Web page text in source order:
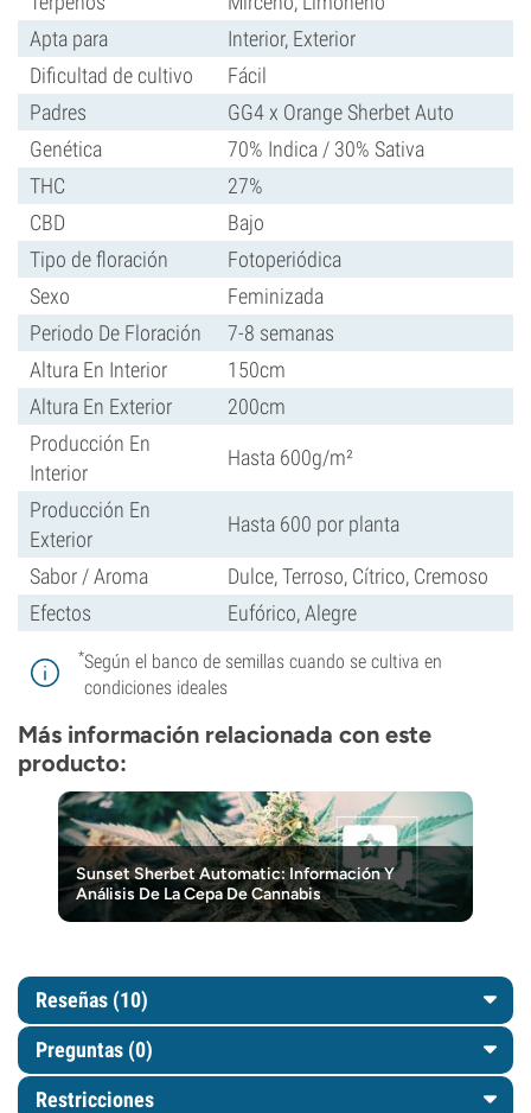
Apta para
Interior, Exterior
Dificultad de cultivo
Fácil
Padres
GG4 x Orange Sherbet Auto
Genética
70% Indica / 30% Sativa
THC
27%
CBD
Bajo
Tipo de floración
Fotoperiódica
Sexo
Feminizada
Periodo De Floración
7-8 semanas
Altura En Interior
150cm
Altura En Exterior
200cm
Producción En
Interior
Hasta 600g/m²
Producción En
Exterior
Hasta 600 por planta
Sabor / Aroma
Dulce, Terroso, Cítrico, Cremoso
Efectos
Eufórico, Alegre
*Según el banco de semillas cuando se cultiva en
condiciones ideales
Más información relacionada con este
producto:
Sunset Sherbet Automatic: Información Y
Análisis De La Cepa De Cannabis
Reseñas (10)
Preguntas (0)
Restricciones